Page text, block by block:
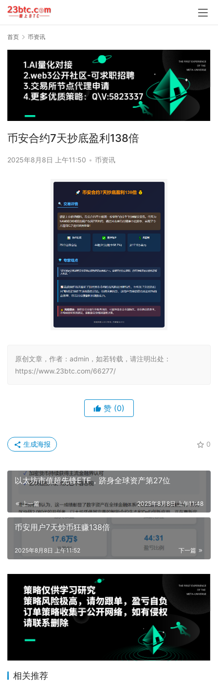
首页 币资讯
币安合约7天抄底盈利138倍
2025年8月8日 上午11:50 • 币资讯
原创文章，作者：admin，如若转载，请注明出处：
https://www.23btc.com/66277/
赞 (0)
0
生成海报
以太坊市值超先锋ETF，跻身全球资产第27位
上一篇 2025年8月8日 上午11:48
币安用户7天炒币狂赚138倍
下一篇
2025年8月8日 上午11:52
相关推荐